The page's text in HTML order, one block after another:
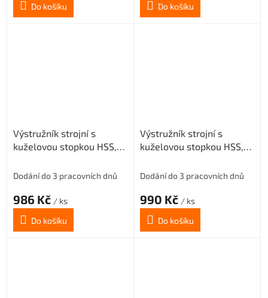
Do košíku
Do košíku
Výstružník strojní s
kuželovou stopkou HSS,
Dodání do 3 pracovních dnů
986 Kč / ks
Do košíku
Výstružník strojní s
kuželovou stopkou HSS,
Dodání do 3 pracovních dnů
990 Kč / ks
Do košíku